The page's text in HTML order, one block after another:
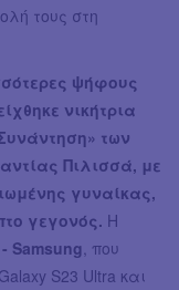
τους στη
ψήφους
νικήτρια
των
Πιλισσά, με
γυναίκας,
γεγονός. Η
Samsung , που
S23 Ultra και